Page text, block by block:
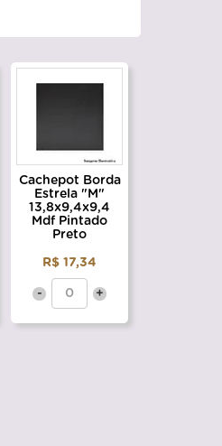
Cachepot Borda
Estrela "M"
13,8x9,4x9,4
Mdf Pintado
Preto
R$ 17,34
- +